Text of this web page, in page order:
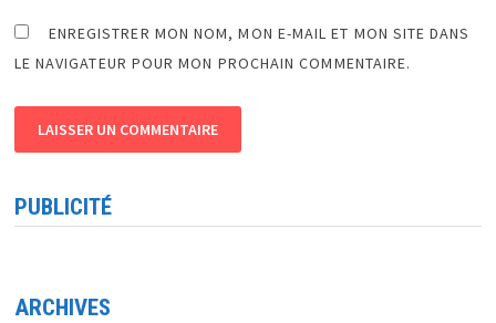
ENREGISTRER MON NOM, MON E-MAIL ET MON SITE DANS
LE NAVIGATEUR POUR MON PROCHAIN COMMENTAIRE.
PUBLICITÉ
ARCHIVES